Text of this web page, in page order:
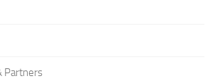
Partners